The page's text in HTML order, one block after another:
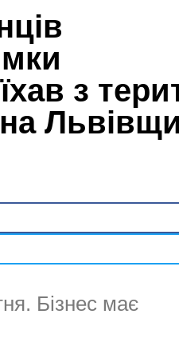
з
Бізнес має